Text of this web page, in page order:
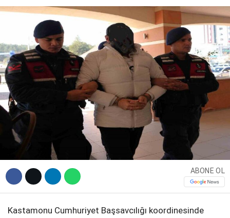
Facebook
Instagram
Youtube
ABONE OL
Kastamonu Cumhuriyet Başsavcılığı koordinesinde